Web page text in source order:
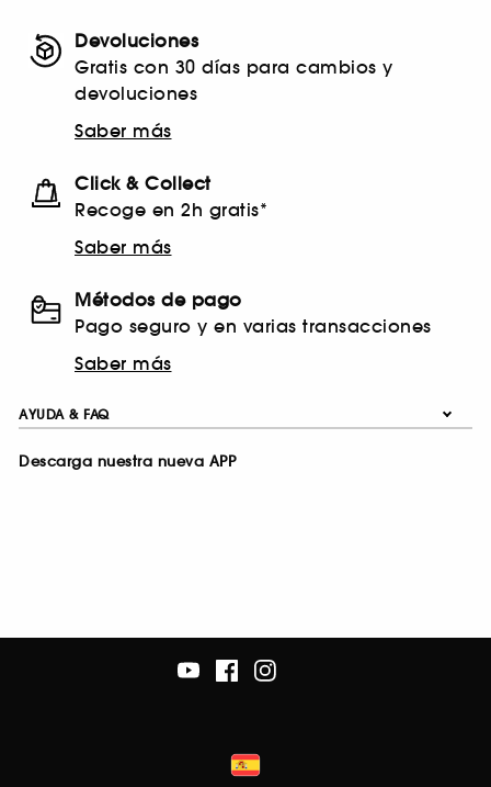
Devoluciones
Gratis con 30 días para cambios y
devoluciones
Saber más
Click & Collect
Recoge en 2h gratis*
Saber más
Métodos de pago
Pago seguro y en varias transacciones
Saber más
AYUDA & FAQ
Descarga nuestra nueva APP